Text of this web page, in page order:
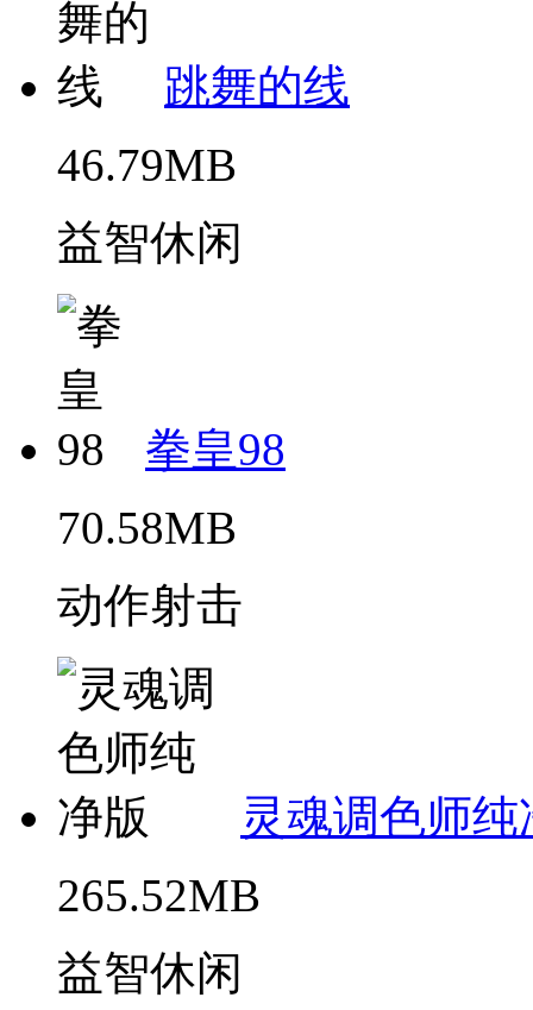
跳舞的线
46.79MB
益智休闲
拳皇98
70.58MB
动作射击
灵魂调色师纯
265.52MB
益智休闲